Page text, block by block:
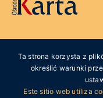
Ta strona korzysta z
określić warunki
Este sitio web utiliza